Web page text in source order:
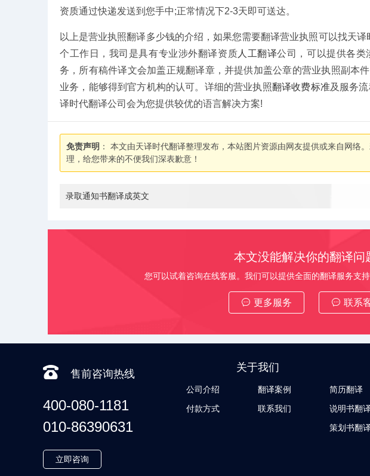
资质通过快递发送到您手中;正常情况下2-3天即可送达。
以上是营业执照翻译多少钱的介绍，如果您需要翻译营业执照可以找天
个工作日，我司是具有专业涉外翻译资质 人工翻译公司，可以提供各类
务，所有稿件译文会加盖正规翻译章，并提供加盖公章的营业执照副本
业务，能够得到官方机构的认可。详细的营业执照翻译收费标准及服务
译时代翻译公司会为您提供较优的语言解决方案!
免责声明 ： 本文由天译时代翻译整理发布，本站图片资源由网友提供或来自网络
理，给您带来的不便我们深表歉意！
录取通知书翻译成英文
本文没能解决你的翻译问
您可以试着咨询在线客服。我们可以提供全面的翻译服务支
更多服务 联系
售前咨询热线
400-080-1181
010-86390631
立即咨询
关于我们
公司介绍
翻译案例
付款方式
联系我们
简历翻译
说明书翻
策划书翻